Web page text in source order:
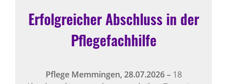
Erfolgreicher Abschluss in der
Pflegefachhilfe
Pflege Memmingen, 28.07.2026–18